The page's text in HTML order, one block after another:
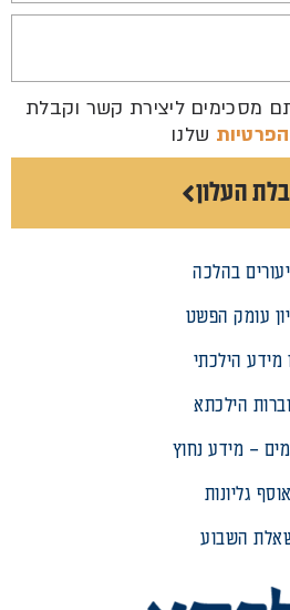
בהלכה
עומק הפשט
מידע הילכתי
הילכתא
– מידע נחוץ
אוסף גליונות
השבוע
מסכימים ליצירת קשר וקבלת
שלנו
העלון